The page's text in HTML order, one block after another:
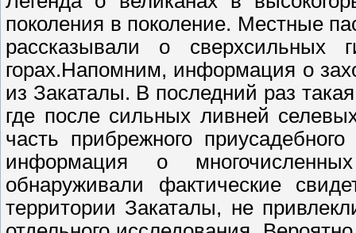
поколения в поколение. Местные
рассказывали о сверхсильных
горах.Напомним, информация о
из Закаталы. В последний раз
где после сильных ливней
часть прибрежного
информация о
обнаруживали фактические
территории Закаталы, не